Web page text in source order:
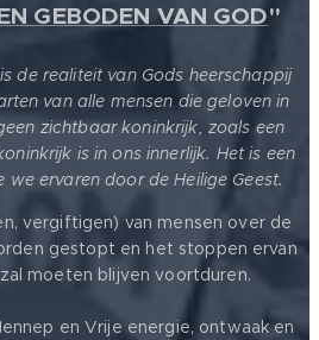
GEBODEN VAN GOD"
de realiteit van Gods heerschappij
van alle mensen die geloven in
zichtbaar koninkrijk, zoals een
is in ons innerlijk. Het is een
we ervaren door de Heilige Geest.
vergiftigen) van mensen over de
gestopt en het stoppen ervan
moeten blijven voortduren.
en Vrije energie, ontwaak en